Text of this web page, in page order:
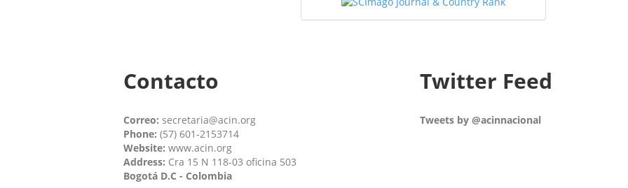
Contacto
Correo: secretaria@acin.org
Phone: (57) 601-2153714
Website: www.acin.org
Address: Cra 15 N 118-03 oficina 503
Bogotá D.C - Colombia
Twitter Feed
Tweets by @acinnacional